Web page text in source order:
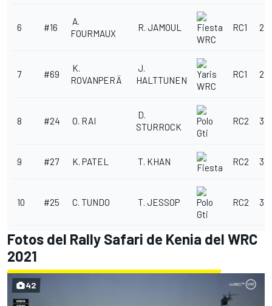
6 #16
A.
FOURMAUX
R. JAMOUL
Fiesta
WRC
RC1
7 #69
K.
ROVANPERÄ
J.
HALTTUNEN
Yaris
WRC
RC1
8 #24 O. RAI
D.
STURROCK
Polo
Gti
RC2
9 #27 K. PATEL T. KHAN
Fiesta
RC2
10 #25 C. TUNDO T. JESSOP
Polo
Gti
RC2
Fotos del Rally Safari de Kenia del WRC
2021
42